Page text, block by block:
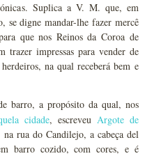
Suplica a V. M. que, em
se digne mandar-lhe fazer mercê
que nos Reinos da Coroa de
trazer impressas para vender de
na qual receberá bem e
barro, a propósito da qual, nos
cidade, escreveu Argote de
rua do Candilejo, a cabeça del
barro cozido, com cores, e é